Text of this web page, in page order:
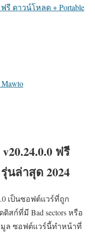
ฟรี ดาวน์โหลด + Portable
ฟรี
นล่าสุด 2024
เป็นซอฟต์แวร์ที่ถูก
ก์ที่มี Bad sectors หรือ
ล ซอฟต์แวร์นี้ทำหน้าที่